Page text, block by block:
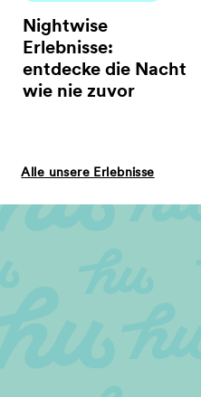
Nightwise
Erlebnisse:
entdecke die Nacht
wie nie zuvor
Alle unsere Erlebnisse